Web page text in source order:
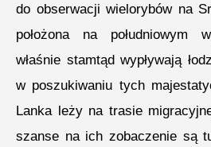
do obserwacji wielorybów na
położona na południowym
właśnie stamtąd wypływają
w poszukiwaniu tych
Lanka leży na trasie
szanse na ich zobaczenie są